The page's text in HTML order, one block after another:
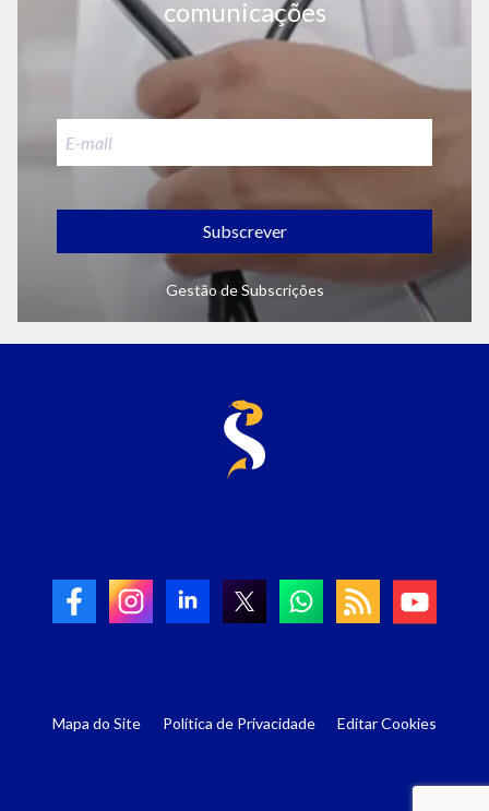
comunicações
Subscrever
Gestão de Subscrições
Mapa do Site Política de Privacidade Editar Cookies